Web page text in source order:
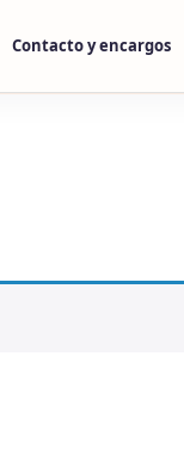
Contacto y encargos